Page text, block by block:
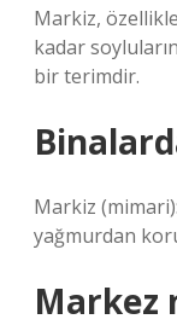
Markiz,
kadar
bir terimdir.
Markiz
yağmurdan
Markez